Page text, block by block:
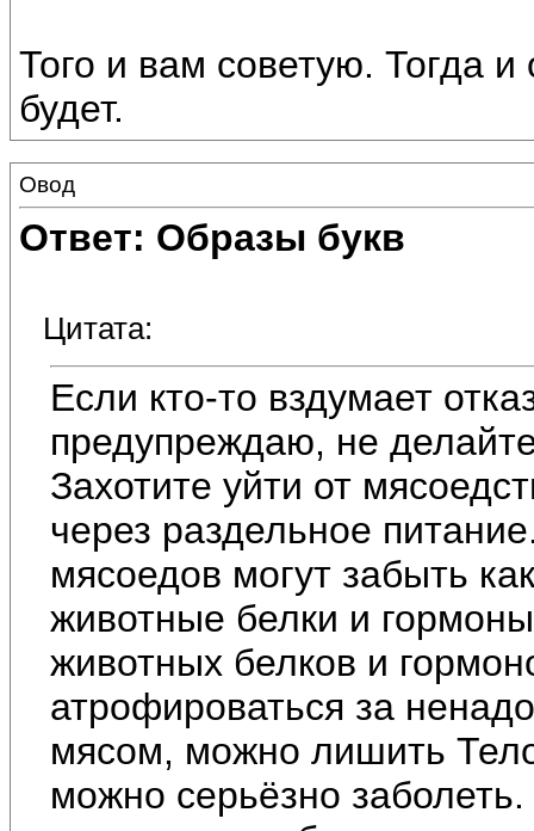
Того и вам советую. Тогда и
будет.
Овод
Ответ: Образы букв
Цитата:
Если кто-то вздумает
предупреждаю, не
Захотите уйти от
через раздельное
мясоедов могут забыть
животные белки и
животных белков и
атрофироваться за
мясом, можно лишить
можно серьёзно